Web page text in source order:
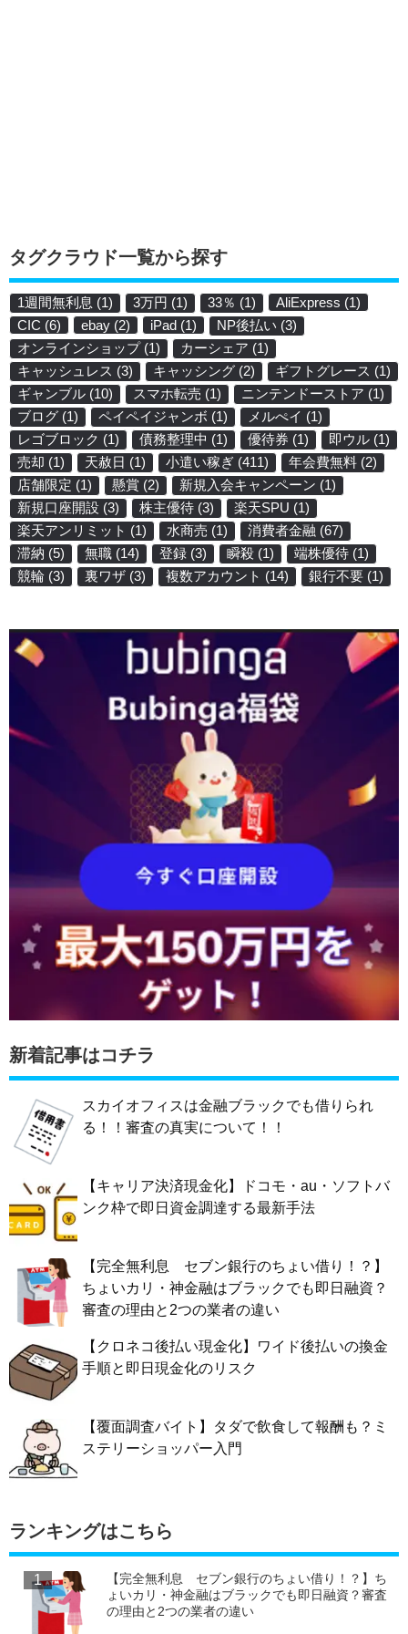
タグクラウド一覧から探す
1週間無利息 (1) 3万円 (1) 33％ (1) AliExpress (1)
CIC (6) ebay (2) iPad (1) NP後払い (3)
オンラインショップ(1) カーシェア (1)
キャッシュレス (3) キャッシング (2) ギフトグレース (1)
ギャンブル (10) スマホ転売 (1) ニンテンドーストア (1)
ブログ (1) ペイペイジャンボ (1) メルぺイ (1)
レゴブロック (1) 債務整理中 (1) 優待券 (1) 即ウル (1)
売却 (1) 天赦日 (1) 小遣い稼ぎ (411) 年会費無料 (2)
店舗限定 (1) 懸賞 (2) 新規入会キャンペーン (1)
新規口座開設 (3) 株主優待 (3) 楽天SPU (1)
楽天アンリミット (1) 水商売 (1) 消費者金融 (67)
滞納 (5) 無職 (14) 登録 (3) 瞬殺 (1) 端株優待 (1)
競輪 (3) 裏ワザ (3) 複数アカウント (14) 銀行不要 (1)
新着記事はコチラ
スカイオフィスは金融ブラックでも借りられ
る！！審査の真実について！！
【キャリア決済現金化】ドコモ・au・ソフトバ
ンク枠で即日資金調達する最新手法
【完全無利息 セブン銀行のちょい借り！？】
ちょいカリ・神金融はブラックでも即日融資？
審査の理由と2つの業者の違い
【クロネコ後払い現金化】ワイド後払いの換金
手順と即日現金化のリスク
【覆面調査バイト】タダで飲食して報酬も？ミ
ステリーショッパー入門
ランキングはこちら
【完全無利息 セブン銀行のちょい借り！？】ち
ょいカリ・神金融はブラックでも即日融資？審査
の理由と2つの業者の違い